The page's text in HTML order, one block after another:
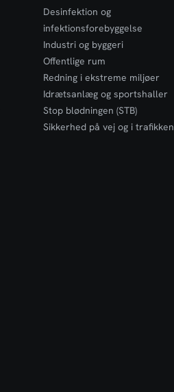
Desinfektion og
infektionsforebyggelse
Industri og byggeri
Offentlige rum
Redning i ekstreme miljøer
Idrætsanlæg og sportshaller
Stop blødningen (STB)
Sikkerhed på vej og i trafikken